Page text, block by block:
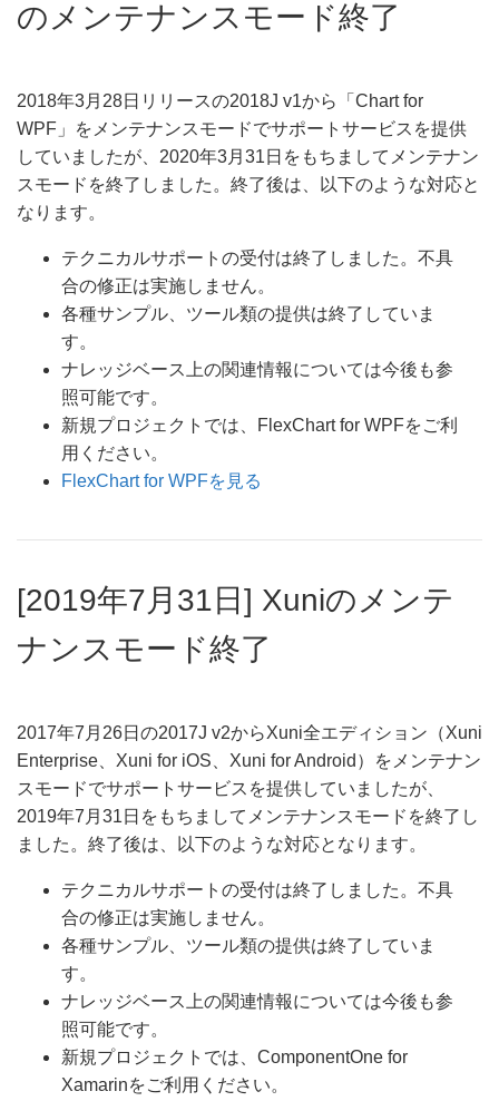
のメンテナンスモード終了
2018年3月28日リリースの2018J v1から「Chart for
WPF」をメンテナンスモードでサポートサービスを提供
していましたが、2020年3月31日をもちましてメンテナン
スモードを終了しました。終了後は、以下のような対応と
なります。
テクニカルサポートの受付は終了しました。不具
合の修正は実施しません。
各種サンプル、ツール類の提供は終了していま
す。
ナレッジベース上の関連情報については今後も参
照可能です。
新規プロジェクトでは、FlexChart for WPFをご利
用ください。
FlexChart for WPFを見る
[2019年7月31日] Xuniのメンテ
ナンスモード終了
2017年7月26日の2017J v2からXuni全エディション（Xuni
Enterprise、Xuni for iOS、Xuni for Android）をメンテナン
スモードでサポートサービスを提供していましたが、
2019年7月31日をもちましてメンテナンスモードを終了し
ました。終了後は、以下のような対応となります。
テクニカルサポートの受付は終了しました。不具
合の修正は実施しません。
各種サンプル、ツール類の提供は終了していま
す。
ナレッジベース上の関連情報については今後も参
照可能です。
新規プロジェクトでは、ComponentOne for
Xamarinをご利用ください。